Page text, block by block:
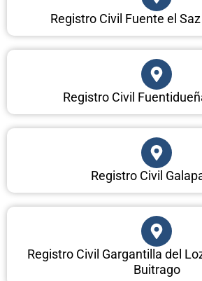
Registro Civil Fuente el
Registro Civil
Registro Civil
Registro Civil Gargantilla del
Buitrago